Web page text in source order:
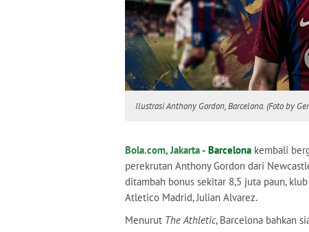
Ilustrasi Anthony Gordon, Barcelona. (Foto by
Bola.com, Jakarta - Barcelona kembali
perekrutan Anthony Gordon dari
ditambah bonus sekitar 8,5 juta paun,
Atletico Madrid, Julian Alvarez.
Menurut The Athletic, Barcelona bahkan